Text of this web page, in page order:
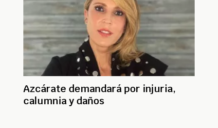
Azcárate demandará por injuria,
calumnia y daños